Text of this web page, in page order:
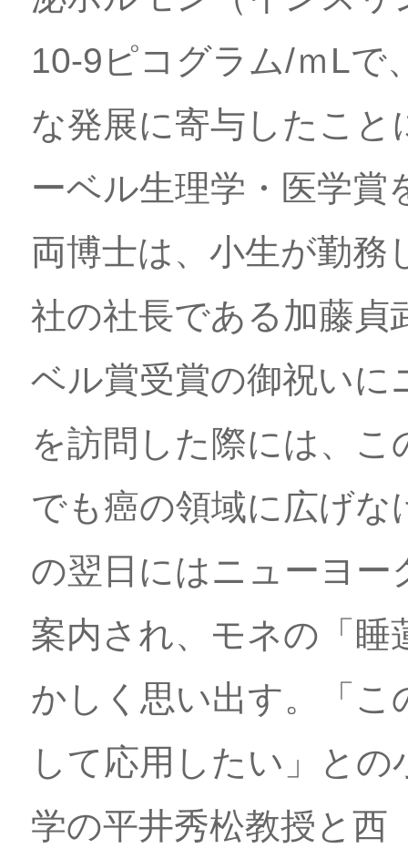
10-9ピコグラム/ｍLで
な発展に寄与したこ
ーベル生理学・医学賞
両博士は、小生が勤務
社の社長である加藤貞
ベル賞受賞の御祝いに
を訪問した際には、こ
でも癌の領域に広げ
の翌日にはニューヨ
案内され、モネの「睡
かしく思い出す。「こ
して応用したい」と
学の平井秀松教授と